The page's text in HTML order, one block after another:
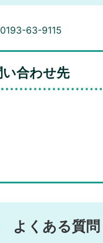
63-9115
合わせ先
よくある質問